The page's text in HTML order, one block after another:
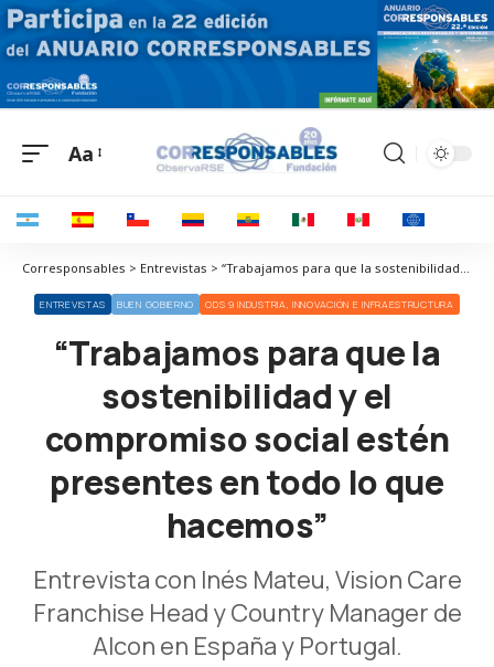
Aa
Corresponsables > Entrevistas > “Trabajamos para que la sostenibilidad y el compromiso social estén presentes en todo lo que hacemos”
ENTREVISTAS BUEN GOBIERNO ODS 9 INDUSTRIA, INNOVACIÓN E INFRAESTRUCTURA
“Trabajamos para que la
sostenibilidad y el
compromiso social estén
presentes en todo lo que
hacemos”
Entrevista con Inés Mateu, Vision Care
Franchise Head y Country Manager de
Alcon en España y Portugal.